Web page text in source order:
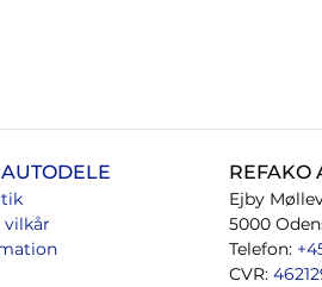
vilkår
REFAKO
Ejby
5000
Telefon:
CVR: